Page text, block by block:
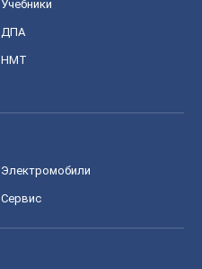
Учебники
ДПА
НМТ
Электромобили
Сервис